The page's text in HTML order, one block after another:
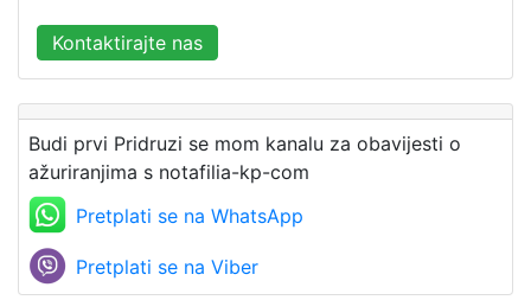
Kontaktirajte nas
Budi prvi Pridruzi se mom kanalu za obavijesti o
ažuriranjima s notafilia-kp-com
Pretplati se na WhatsApp
Pretplati se na Viber